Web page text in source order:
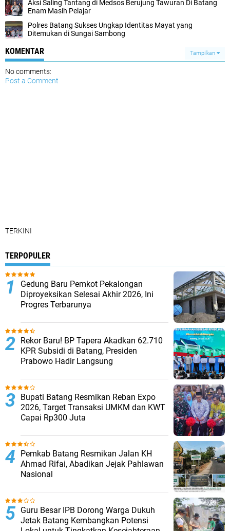
Aksi Saling Tantang di Medsos Berujung Tawuran Di Batang
Enam Masih Pelajar
Polres Batang Sukses Ungkap Identitas Mayat yang
Ditemukan di Sungai Sambong
KOMENTAR Tampilkan
No comments:
Post a Comment
TERKINI
TERPOPULER
Gedung Baru Pemkot Pekalongan
Diproyeksikan Selesai Akhir 2026, Ini
Progres Terbarunya
Rekor Baru! BP Tapera Akadkan 62.710
KPR Subsidi di Batang, Presiden
Prabowo Hadir Langsung
Bupati Batang Resmikan Reban Expo
2026, Target Transaksi UMKM dan KWT
Capai Rp300 Juta
Pemkab Batang Resmikan Jalan KH
Ahmad Rifai, Abadikan Jejak Pahlawan
Nasional
Guru Besar IPB Dorong Warga Dukuh
Jetak Batang Kembangkan Potensi